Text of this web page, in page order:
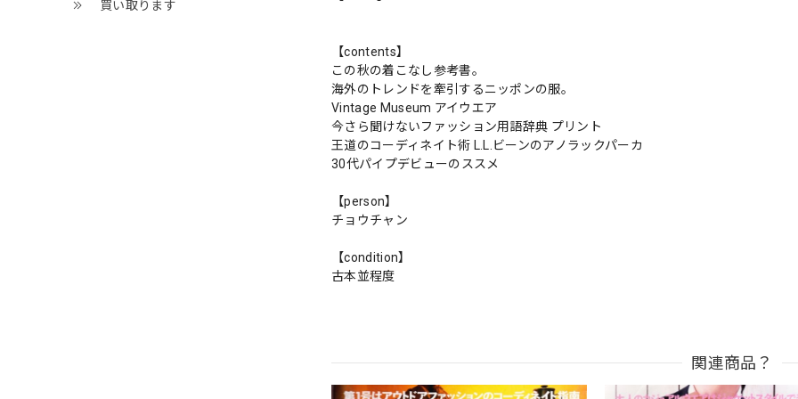
買い取ります
【contents】
この秋の着こなし参考書。
海外のトレンドを牽引するニッポンの服。
Vintage Museum アイウエア
今さら聞けないファッション用語辞典 プリント
王道のコーディネイト術 L.L.ビーンのアノラックパーカ
30代パイプデビューのススメ
【person】
チョウチャン
【condition】
古本並程度
関連商品？